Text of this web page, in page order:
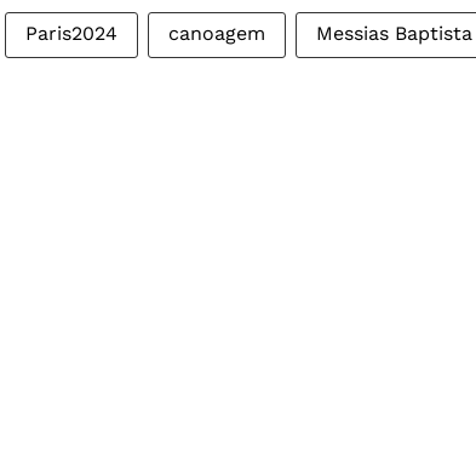
Paris2024 canoagem Messias Baptista